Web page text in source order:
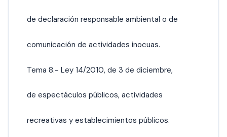
de declaración responsable ambiental o de
comunicación de actividades inocuas.
Tema 8.- Ley 14/2010, de 3 de diciembre,
de espectáculos públicos, actividades
recreativas y establecimientos públicos.